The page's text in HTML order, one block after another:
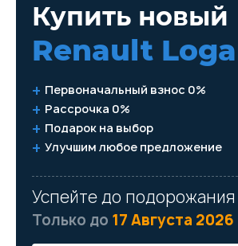
Купить новый
Renault
Первоначальный взнос 0%
Рассрочка 0%
Подарок на выбор
Улучшим любое предложение
Успейте до подорожания
Только до 17 Августа 2026